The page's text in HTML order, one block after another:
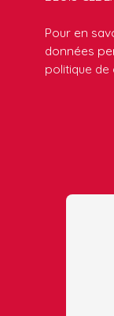
Pour en
données
politique de